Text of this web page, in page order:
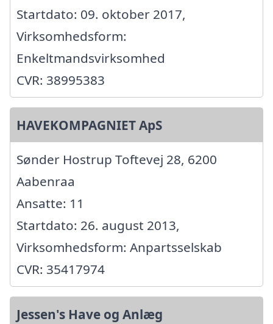
Startdato: 09. oktober 2017,
Virksomhedsform:
Enkeltmandsvirksomhed
CVR: 38995383
HAVEKOMPAGNIET ApS
Sønder Hostrup Toftevej 28, 6200
Aabenraa
Ansatte: 11
Startdato: 26. august 2013,
Virksomhedsform: Anpartsselskab
CVR: 35417974
Jessen's Have og Anlæg